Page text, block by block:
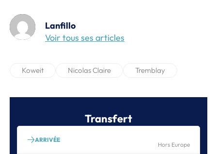
Lanfillo
Voir tous ses articles
Koweit Nicolas Claire Tremblay
Transfert
ARRIVÉE
Hors Europe